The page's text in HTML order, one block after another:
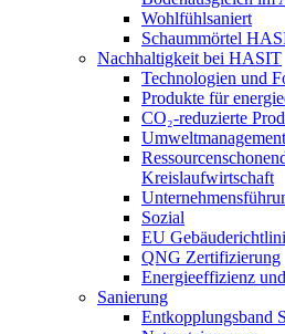
Wohlfühlsaniert
Schaummörtel
Nachhaltigkeit bei HASIT
Technologien und
Produkte für
CO₂-reduzierte
Kreislaufwirtschaft
Sozial
EU
QNG Zertifizierung
Energieeffizienz
Sanierung
Entkopplungsband